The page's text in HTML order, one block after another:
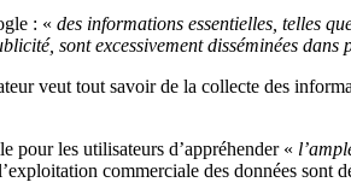
: « des informations essentielles, telles
sont excessivement disséminées dans
veut tout savoir de la collecte des
pour les utilisateurs d’appréhender «
commerciale des données sont